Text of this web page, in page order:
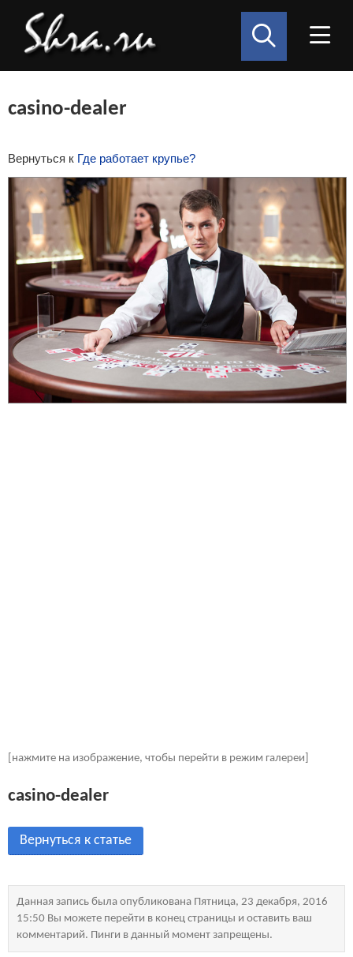
casino-dealer
Вернуться к Где работает крупье?
[нажмите на изображение, чтобы перейти в режим галереи]
casino-dealer
Вернуться к статье
Данная запись была опубликована Пятница, 23 декабря, 2016
15:50 Вы можете перейти в конец страницы и оставить ваш
комментарий. Пинги в данный момент запрещены.